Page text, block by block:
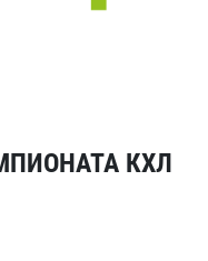
КХЛ